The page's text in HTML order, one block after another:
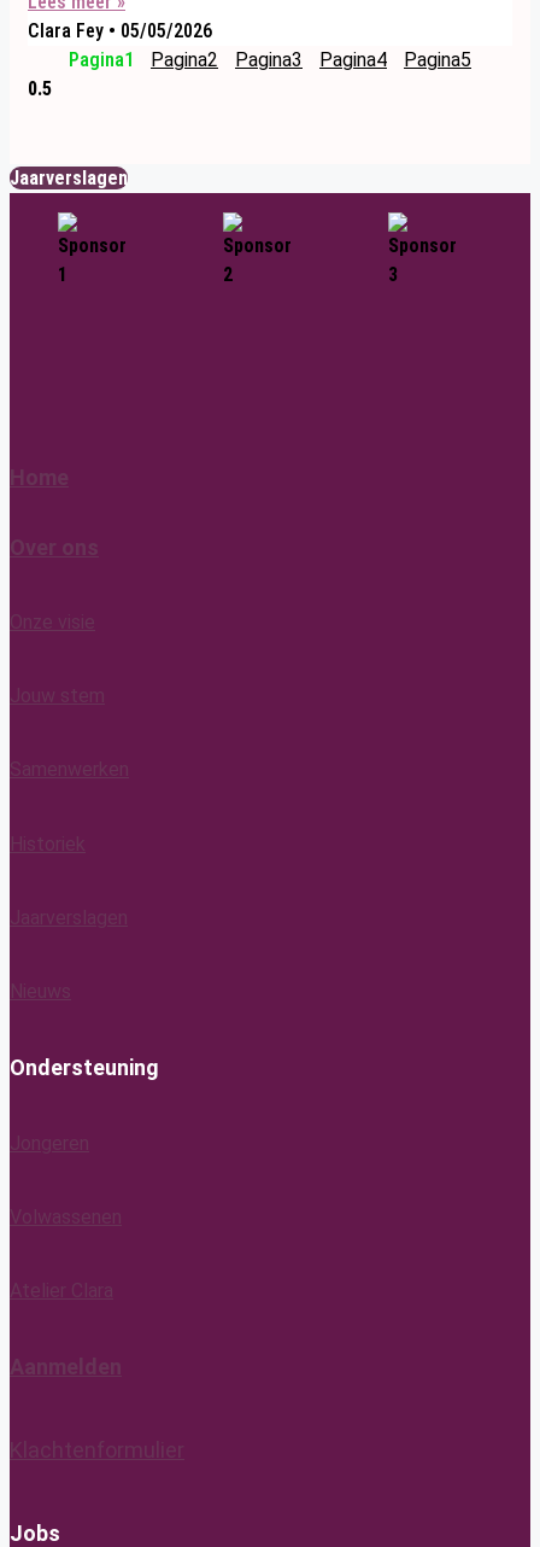
Clara Fey
05/05/2026
Pagina1 Pagina2 Pagina3 Pagina4 Pagina5
Jaarverslagen
Home
Over ons
Onze visie
Jouw stem
Samenwerken
Historiek
Jaarverslagen
Nieuws
Ondersteuning
Jongeren
Volwassenen
Atelier Clara
Aanmelden
Klachtenformulier
Jobs